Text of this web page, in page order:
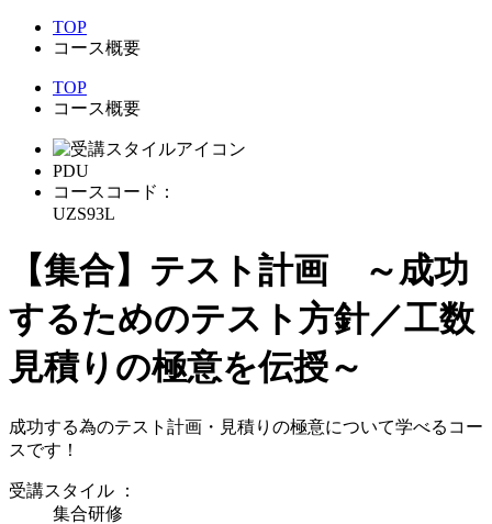
TOP
コース概要
TOP
コース概要
PDU
コースコード：
UZS93L
【集合】テスト計画 ～成功
するためのテスト方針／工数
見積りの極意を伝授～
成功する為のテスト計画・見積りの極意について学べるコー
スです！
受講スタイル ：
集合研修